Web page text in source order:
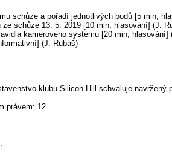
schůze a pořadí jednotlivých bodů [5 min,
ze schůze 13. 5. 2019 [10 min, hlasování] (J.
kamerového systému [20 min, hlasování]
(J. Rubáš)
klubu Silicon Hill schvaluje navržený
právem: 12